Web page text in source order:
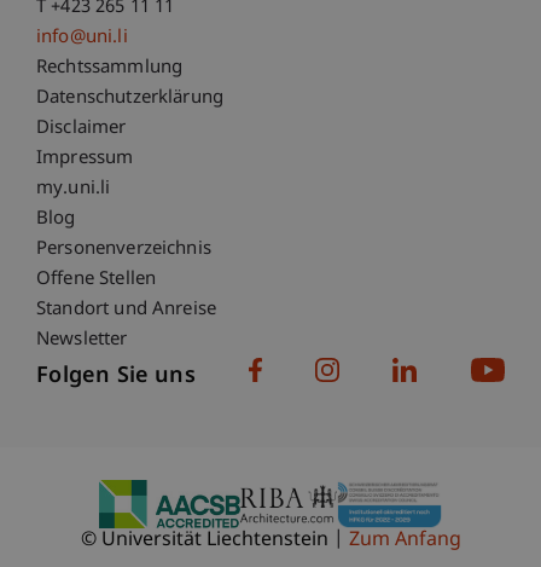
T +423 265 11 11
info@uni.li
Fußzeile Rechtliche Hinweise
Rechtssammlung
Datenschutzerklärung
Disclaimer
Impressum
Fußzeile Subdomain-Verzeichnis
my.uni.li
Blog
Personenverzeichnis
Offene Stellen
Standort und Anreise
Newsletter
Folgen Sie uns
© Universität Liechtenstein Zum Anfang